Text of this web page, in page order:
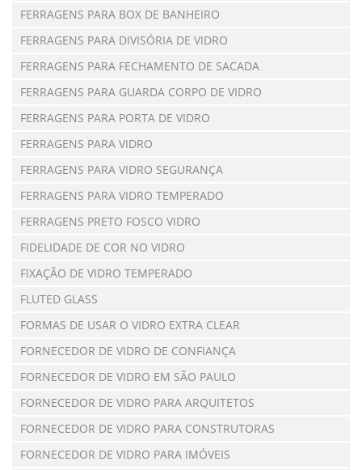
FERRAGENS PARA BOX DE BANHEIRO
FERRAGENS PARA DIVISÓRIA DE VIDRO
FERRAGENS PARA FECHAMENTO DE SACADA
FERRAGENS PARA GUARDA CORPO DE VIDRO
FERRAGENS PARA PORTA DE VIDRO
FERRAGENS PARA VIDRO
FERRAGENS PARA VIDRO SEGURANÇA
FERRAGENS PARA VIDRO TEMPERADO
FERRAGENS PRETO FOSCO VIDRO
FIDELIDADE DE COR NO VIDRO
FIXAÇÃO DE VIDRO TEMPERADO
FLUTED GLASS
FORMAS DE USAR O VIDRO EXTRA CLEAR
FORNECEDOR DE VIDRO DE CONFIANÇA
FORNECEDOR DE VIDRO EM SÃO PAULO
FORNECEDOR DE VIDRO PARA ARQUITETOS
FORNECEDOR DE VIDRO PARA CONSTRUTORAS
FORNECEDOR DE VIDRO PARA IMÓVEIS